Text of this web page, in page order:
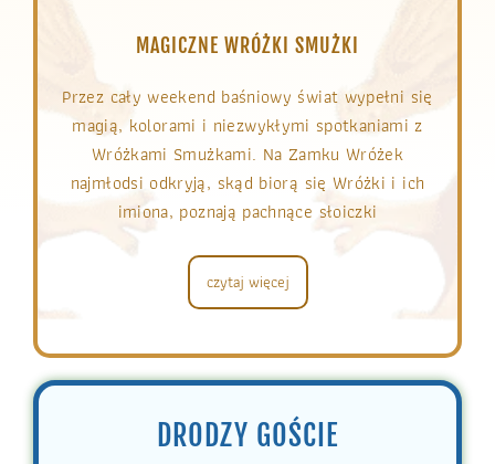
MAGICZNE WRÓŻKI SMUŻKI
Przez cały weekend baśniowy świat wypełni się
magią, kolorami i niezwykłymi spotkaniami z
Wróżkami Smużkami. Na Zamku Wróżek
najmłodsi odkryją, skąd biorą się Wróżki i ich
imiona, poznają pachnące słoiczki
czytaj więcej
DRODZY GOŚCIE